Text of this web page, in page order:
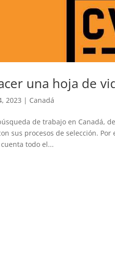
una hoja de
2023 | Canadá
de trabajo en Canadá,
sus procesos de selección.
todo el...